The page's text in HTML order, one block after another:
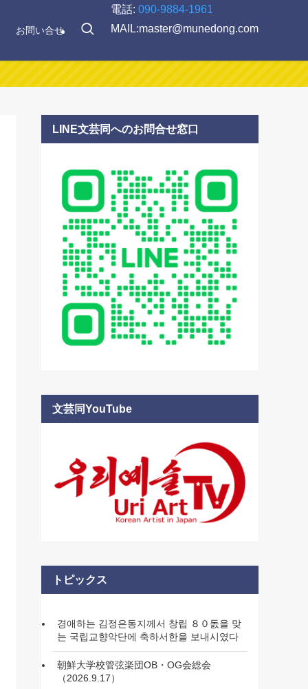
お問い合せ
電話: 090-9884-1961
MAIL:master@munedong.com
LINE文芸同へのお問合せ窓口
文芸同YouTube
トピックス
경애하는 김정은동지께서 창립 ８０돐을 맞
는 국립교향악단에 축하서한을 보내시였다
朝鮮大学校管弦楽団OB・OG会総会
（2026.9.17）